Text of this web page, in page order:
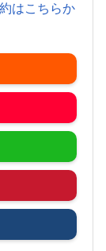
はこちらか